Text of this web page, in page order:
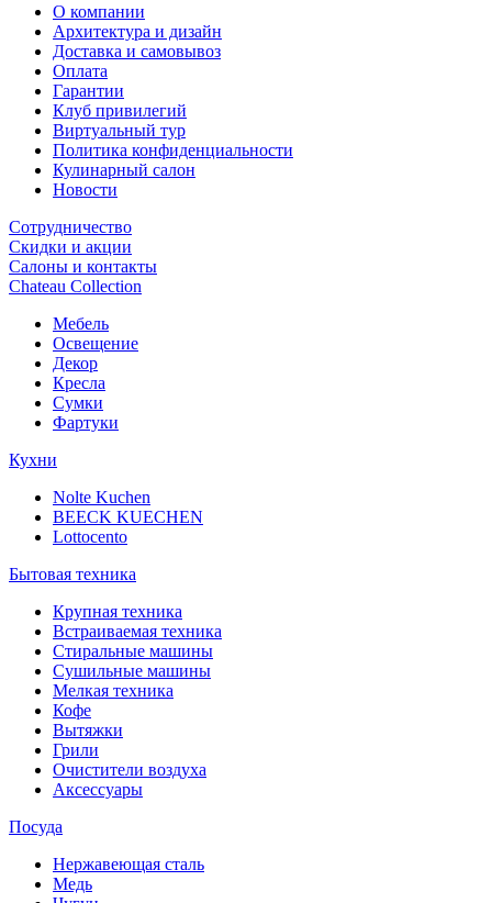
О компании
Архитектура и дизайн
Доставка и самовывоз
Оплата
Гарантии
Клуб привилегий
Виртуальный тур
Политика конфиденциальности
Кулинарный салон
Новости
Сотрудничество
Скидки и акции
Салоны и контакты
Chateau Collection
Мебель
Освещение
Декор
Кресла
Сумки
Фартуки
Кухни
Nolte Kuchen
BEECK KUECHEN
Lottocento
Бытовая техника
Крупная техника
Встраиваемая техника
Стиральные машины
Сушильные машины
Мелкая техника
Кофе
Вытяжки
Грили
Очистители воздуха
Аксессуары
Посуда
Нержавеющая сталь
Медь